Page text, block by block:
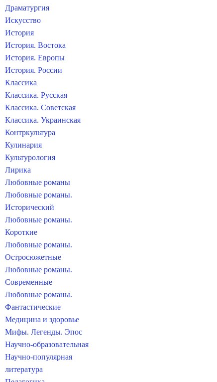
Драматургия
Искусство
История
История. Востока
История. Европы
История. России
Классика
Классика. Русская
Классика. Советская
Классика. Украинская
Контркультура
Кулинария
Культурология
Лирика
Любовные романы
Любовные романы.
Исторический
Любовные романы.
Короткие
Любовные романы.
Остросюжетные
Любовные романы.
Современные
Любовные романы.
Фантастические
Медицина и здоровье
Мифы. Легенды. Эпос
Научно-образовательная
Научно-популярная
литература